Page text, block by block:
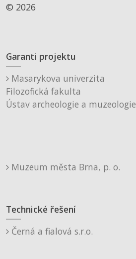
© 2026
Garanti projektu
Masarykova univerzita
Filozofická fakulta
Ústav archeologie a muzeologie
Muzeum města Brna, p. o.
Technické řešení
Černá a fialová s.r.o.